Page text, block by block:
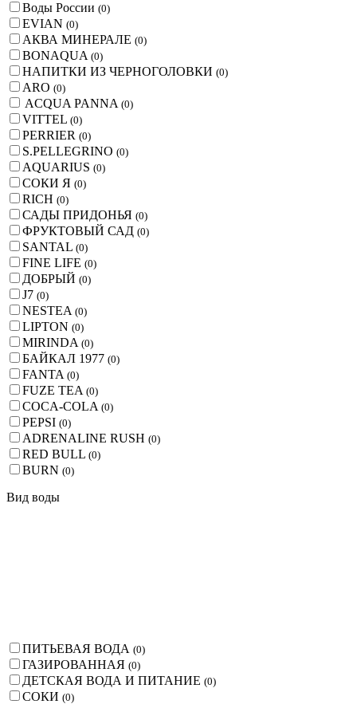
Воды России (0)
EVIAN (0)
АКВА МИНЕРАЛЕ (0)
BONAQUA (0)
НАПИТКИ ИЗ ЧЕРНОГОЛОВКИ (0)
ARO (0)
ACQUA PANNA (0)
VITTEL (0)
PERRIER (0)
S.PELLEGRINO (0)
AQUARIUS (0)
СОКИ Я (0)
RICH (0)
САДЫ ПРИДОНЬЯ (0)
ФРУКТОВЫЙ САД (0)
SANTAL (0)
FINE LIFE (0)
ДОБРЫЙ (0)
J7 (0)
NESTEA (0)
LIPTON (0)
MIRINDA (0)
БАЙКАЛ 1977 (0)
FANTA (0)
FUZE TEA (0)
COCA-COLA (0)
PEPSI (0)
ADRENALINE RUSH (0)
RED BULL (0)
BURN (0)
Вид воды
ПИТЬЕВАЯ ВОДА (0)
ГАЗИРОВАННАЯ (0)
ДЕТСКАЯ ВОДА И ПИТАНИЕ (0)
СОКИ (0)